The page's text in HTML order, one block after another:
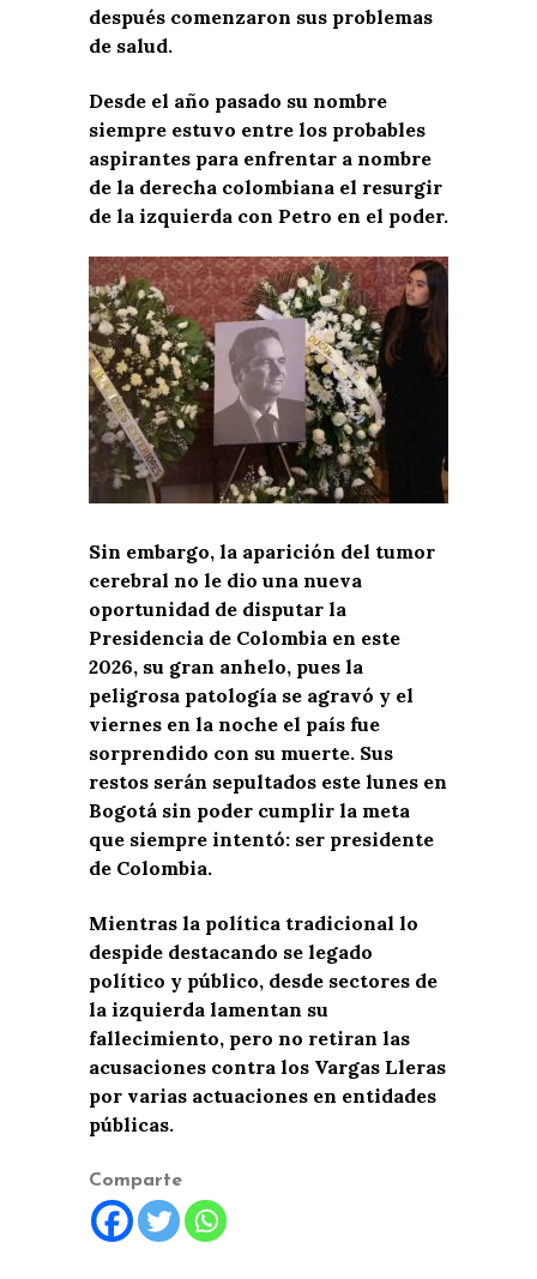
después comenzaron sus problemas
de salud.
Desde el año pasado su nombre
siempre estuvo entre los probables
aspirantes para enfrentar a nombre
de la derecha colombiana el resurgir
de la izquierda con Petro en el poder.
Sin embargo, la aparición del tumor
cerebral no le dio una nueva
oportunidad de disputar la
Presidencia de Colombia en este
2026, su gran anhelo, pues la
peligrosa patología se agravó y el
viernes en la noche el país fue
sorprendido con su muerte. Sus
restos serán sepultados este lunes en
Bogotá sin poder cumplir la meta
que siempre intentó: ser presidente
de Colombia.
Mientras la política tradicional lo
despide destacando se legado
político y público, desde sectores de
la izquierda lamentan su
fallecimiento, pero no retiran las
acusaciones contra los Vargas Lleras
por varias actuaciones en entidades
públicas.
Comparte